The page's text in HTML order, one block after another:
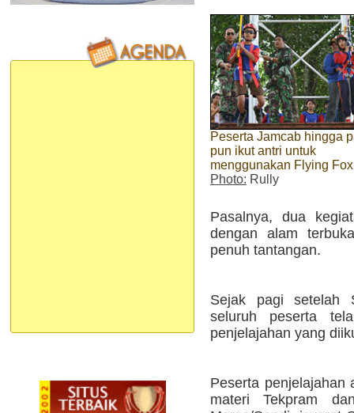
Peserta Jamcab hingga
pun ikut antri untuk
menggunakan Flying Fox
Photo: Rully
Pasalnya, dua
dengan alam
penuh tantangan.
Sejak pagi setelah
seluruh peserta
penjelajahan yang
Peserta penjelajahan
materi Tekpram